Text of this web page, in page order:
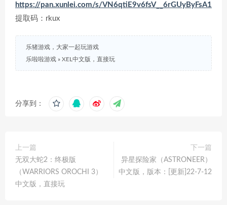
https://pan.xunlei.com/s/VN6qtiE9v6fsV__6rGUyByFsA1
提取码：rkux
乐猪游戏，大家一起玩游戏
乐啦啦游戏 » XEL中文版，直接玩
分享到：
上一篇
无双大蛇2：终极版
（WARRIORS OROCHI 3）
中文版，直接玩
下一篇
异星探险家（ASTRONEER）
中文版，版本：[更新]22-7-12